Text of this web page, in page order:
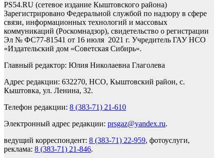
PS54.RU (сетевое издание Кыштовского района)
Зарегистрировано Федеральной службой по надзору в сфере
связи, информационных технологий и массовых
коммуникаций (Роскомнадзор), свидетельство о регистрации
Эл № ФС77-81541 от 16 июля 2021 г. Учредитель ГАУ НСО
«Издательский дом «Советская Сибирь».
Главный редактор: Юлия Николаевна Глаголева
Адрес редакции: 632270, НСО, Кыштовский район, с.
Кыштовка, ул. Ленина, 32.
Телефон редакции: 8 (383-71) 21-610
Электронный адрес редакции: prsgaz@yandex.ru.
ведущий корреспондент: 8 (383-71) 22-959, фотоуслуги,
реклама: 8 (383-71) 21-846.